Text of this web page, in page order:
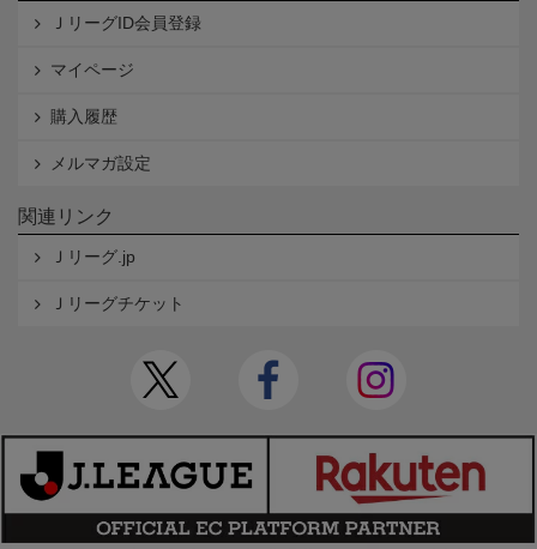
ＪリーグID会員登録
マイページ
購入履歴
メルマガ設定
関連リンク
Ｊリーグ.jp
Ｊリーグチケット